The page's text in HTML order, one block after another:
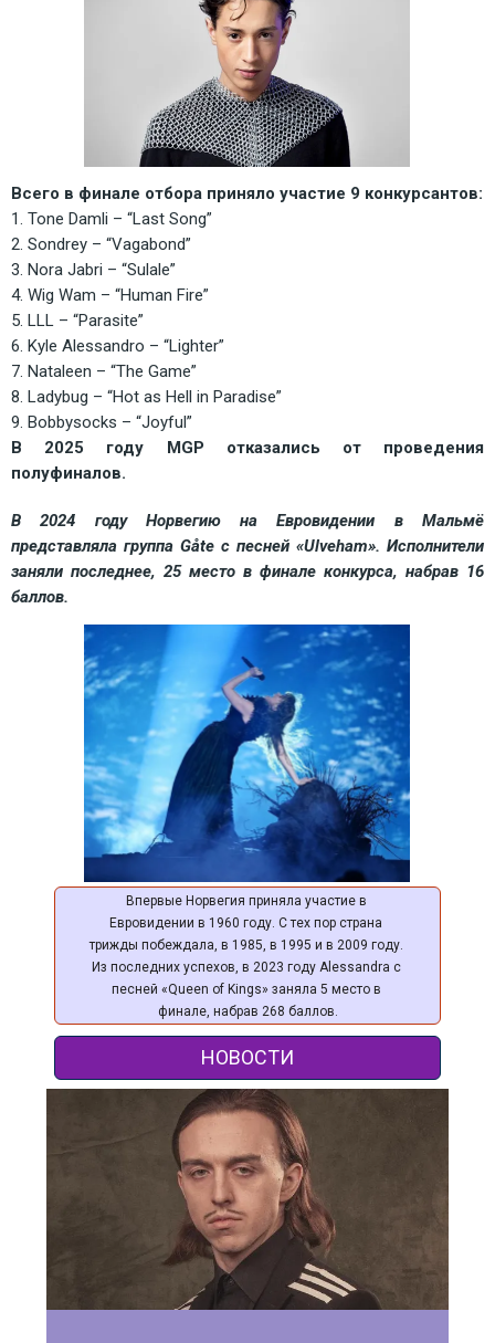
Всего в финале отбора приняло участие 9 конкурсантов:
1. Tone Damli – “Last Song”
2. Sondrey – “Vagabond”
3. Nora Jabri – “Sulale”
4. Wig Wam – “Human Fire”
5. LLL – “Parasite”
6. Kyle Alessandro – “Lighter”
7. Nataleen – “The Game”
8. Ladybug – “Hot as Hell in Paradise”
9. Bobbysocks – “Joyful”
В 2025 году MGP отказались от проведения
полуфиналов.
В 2024 году Норвегию на Евровидении в Мальмё
представляла группа Gåte с песней «Ulveham». Исполнители
заняли последнее, 25 место в финале конкурса, набрав 16
баллов.
Впервые Норвегия приняла участие в
Евровидении в 1960 году. С тех пор страна
трижды побеждала, в 1985, в 1995 и в 2009 году.
Из последних успехов, в 2023 году Alessandra с
песней «Queen of Kings» заняла 5 место в
финале, набрав 268 баллов.
НОВОСТИ